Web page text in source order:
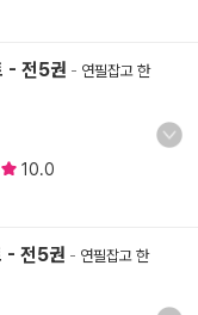
- 전5권 - 연필잡고 한
10.0
- 전5권 - 연필잡고 한